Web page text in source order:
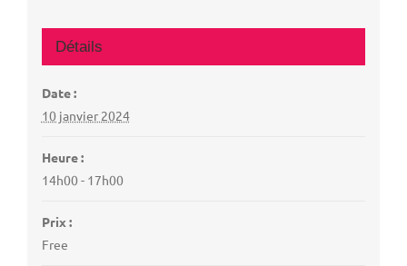
Détails
Date :
10 janvier 2024
Heure :
14h00 - 17h00
Prix :
Free